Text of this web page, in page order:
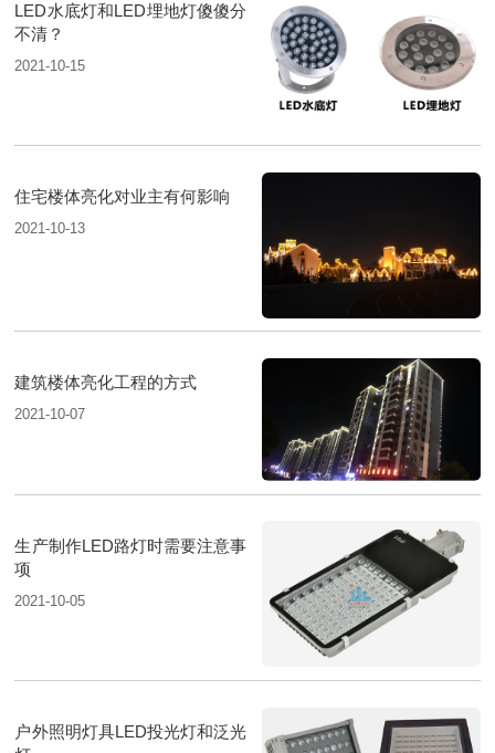
LED水底灯和LED埋地灯傻傻分
不清？
2021-10-15
住宅楼体亮化对业主有何影响
2021-10-13
建筑楼体亮化工程的方式
2021-10-07
生产制作LED路灯时需要注意事
项
2021-10-05
户外照明灯具LED投光灯和泛光